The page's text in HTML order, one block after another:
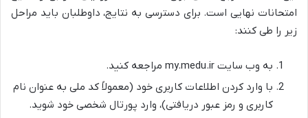
امتحانات نهایی است. برای دسترسی به نتایج، داوطلبان باید مراحل
زیر را طی کنند:
به وب سایت my.medu.ir مراجعه کنید.
با وارد کردن اطلاعات کاربری خود (معمولاً کد ملی به عنوان نام
کاربری و رمز عبور دریافتی)، وارد پورتال شخصی خود شوید.